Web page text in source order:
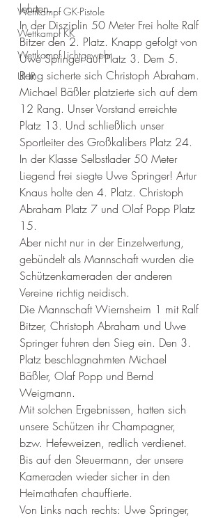
Wettkampf GK-Pistole
Wettkampf KK
Wettkampf Lichtgewehr
UHR
lehrten.
In der Disziplin 50 Meter Frei holte Ralf
Bitzer den 2. Platz. Knapp gefolgt von
Uwe Springer auf Platz 3. Dem 5.
Rang sicherte sich Christoph Abraham.
Michael Bäßler platzierte sich auf dem
12 Rang. Unser Vorstand erreichte
Platz 13. Und schließlich unser
Sportleiter des Großkalibers Platz 24.
In der Klasse Selbstlader 50 Meter
Liegend frei siegte Uwe Springer! Artur
Knaus holte den 4. Platz. Christoph
Abraham Platz 7 und Olaf Popp Platz
15.
Aber nicht nur in der Einzelwertung,
gebündelt als Mannschaft wurden die
Schützenkameraden der anderen
Vereine richtig neidisch.
Die Mannschaft Wiernsheim 1 mit Ralf
Bitzer, Christoph Abraham und Uwe
Springer fuhren den Sieg ein. Den 3.
Platz beschlagnahmten Michael
Bäßler, Olaf Popp und Bernd
Weigmann.
Mit solchen Ergebnissen, hatten sich
unsere Schützen ihr Champagner,
bzw. Hefeweizen, redlich verdienet.
Bis auf den Steuermann, der unsere
Kameraden wieder sicher in den
Heimathafen chauffierte.
Von Links nach rechts: Uwe Springer,